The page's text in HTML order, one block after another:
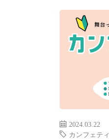
2024.03.22
カンフェティ